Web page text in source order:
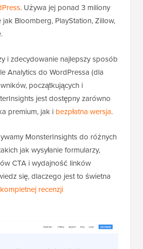
. Używa jej ponad 3 miliony
Bloomberg, PlayStation, Zillow,
i zdecydowanie najlepszy sposób
Analytics do WordPressa (dla
początkujących i
jest dostępny zarówno
premium, jak i bezpłatna wersja.
MonsterInsights do różnych
jak wysyłanie formularzy,
CTA i wydajność linków
się, dlaczego jest to świetna
recenzji